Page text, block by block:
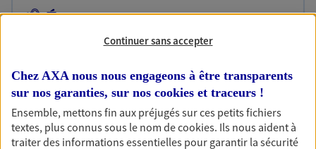
Épargne
Réalisez vos projets grâce à votre épargne : achat
du monde… Épargnez à votre rythme et
simplement, selon votre profil.
Découvrir les offres Épargne
Continuer sans accepter
Chez AXA nous nous engageons à être transparents
sur nos garanties, sur nos cookies et traceurs !
Ensemble, mettons fin aux préjugés sur ces petits fichiers
textes, plus connus sous le nom decookies. Ils nous aident à
traiter des informations essentielles pour garantir la sécurité